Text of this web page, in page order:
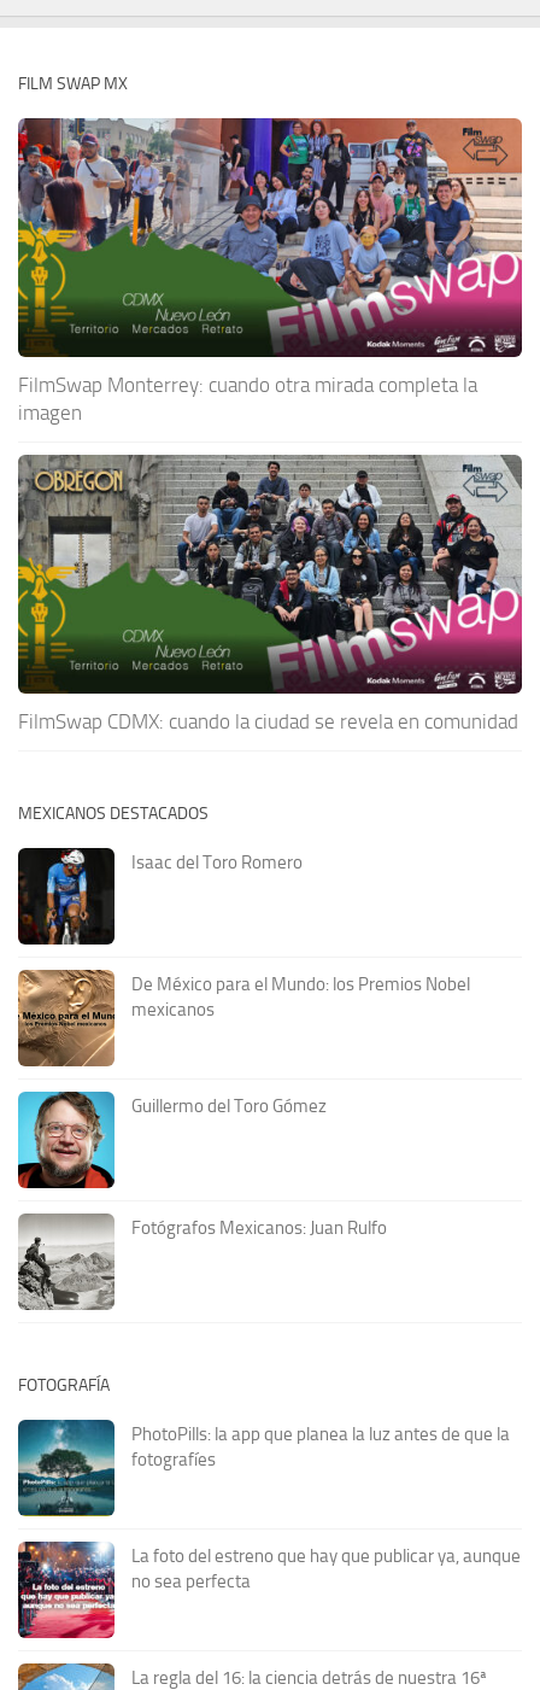
FILM SWAP MX
FilmSwap Monterrey: cuando otra mirada completa la
imagen
FilmSwap CDMX: cuando la ciudad se revela en comunidad
MEXICANOS DESTACADOS
Isaac del Toro Romero
De México para el Mundo: los Premios Nobel
mexicanos
Guillermo del Toro Gómez
Fotógrafos Mexicanos: Juan Rulfo
FOTOGRAFÍA
PhotoPills: la app que planea la luz antes de que la
fotografíes
La foto del estreno que hay que publicar ya, aunque
no sea perfecta
La regla del 16: la ciencia detrás de nuestra 16ª